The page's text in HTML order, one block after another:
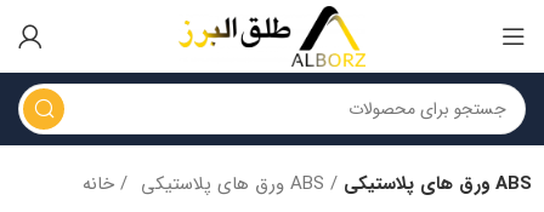
خانه ورق های پلاستیکی ABS ورق های پلاستیکی ABS